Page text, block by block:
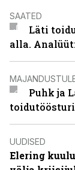
SAATED
Läti
alla.
Puhk ja
UUDISED
Elering